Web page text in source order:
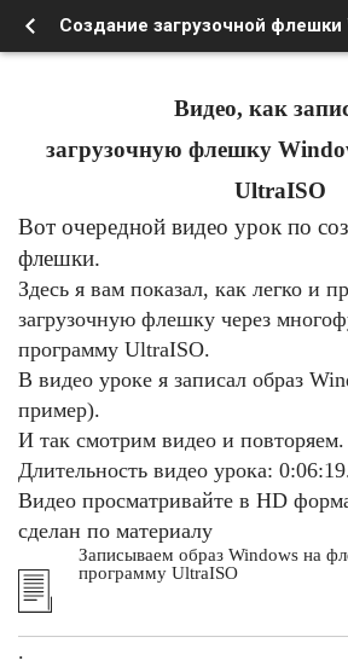
Видео, как
загрузочную флешку
UltraISO
Вот очередной видео урок по
флешки.
Здесь я вам показал, как легко и
загрузочную флешку через
программу UltraISO.
В видео уроке я записал образ
пример).
И так смотрим видео и повторяем.
Длительность видео урока:
Видео просматривайте в HD
сделан по материалу
Записываем образ Windows на
программу UltraISO
.